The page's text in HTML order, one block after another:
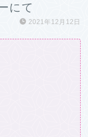
にて
2021年12月12日